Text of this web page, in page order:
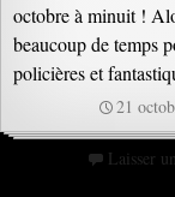
octobre à minuit !
beaucoup de temps
policières et
21
Laisser